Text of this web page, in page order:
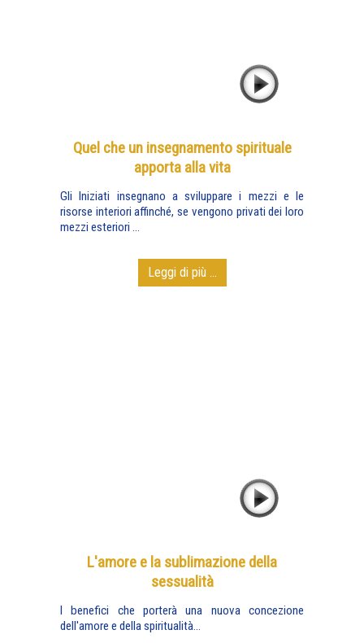
Quel che un insegnamento spirituale
apporta alla vita
Gli Iniziati insegnano a sviluppare i mezzi e le
risorse interiori affinché, se vengono privati dei loro
mezzi esteriori ...
Leggi di più ...
L'amore e la sublimazione della
sessualità
I benefici che porterà una nuova concezione
dell'amore e della spiritualità...